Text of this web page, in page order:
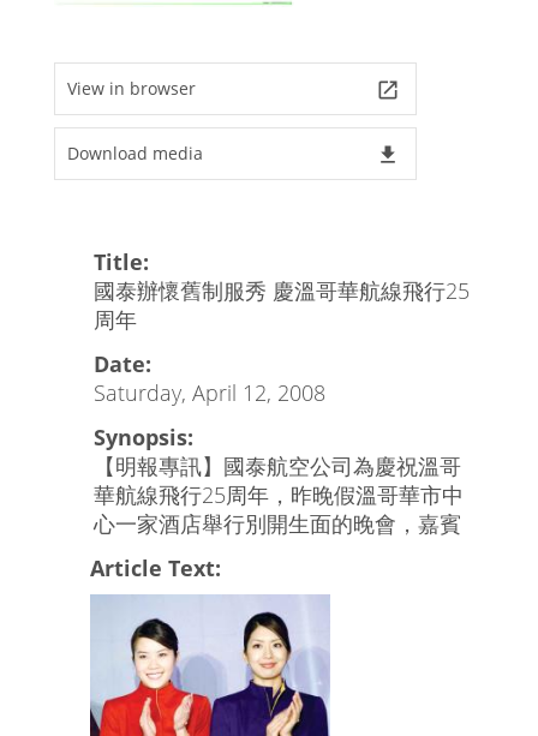
View in browser launch
Download media file_download
Title:
國泰辦懷舊制服秀 慶溫哥華航線飛行25
周年
Date:
Saturday, April 12, 2008
Synopsis:
【明報專訊】國泰航空公司為慶祝溫哥
華航線飛行25周年，昨晚假溫哥華市中
心一家酒店舉行別開生面的晚會，嘉賓
Article Text: